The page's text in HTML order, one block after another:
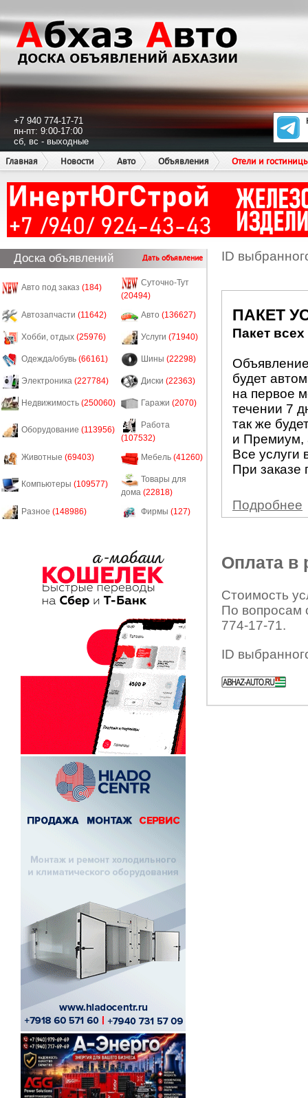
+7 940 774-17-71
пн-пт: 9:00-17:00
сб, вс - выходные
Главная
Новости Авто Объявления Отели и
Доска объявлений Дать объявление
Авто под заказ (184)
Суточно-Тут
(20494)
Автозапчасти (11642) Авто (136627)
Хобби, отдых (25976) Услуги (71940)
Одежда/обувь (66161) Шины (22298)
Электроника (227784) Диски (22363)
Недвижимость (250060) Гаражи (2070)
Оборудование (113956)
Работа
(107532)
Животные (69403) Мебель (41260)
Компьютеры (109577)
Товары для
дома (22818)
Разное (148986) Фирмы (127)
ID
ПАКЕТ
Пакет
будет
на первое
течении 7
так же
и Премиум,
Все услуги
При заказе
Подробнее
Оплата в
Стоимость
По вопросам
774-17-71.
ID